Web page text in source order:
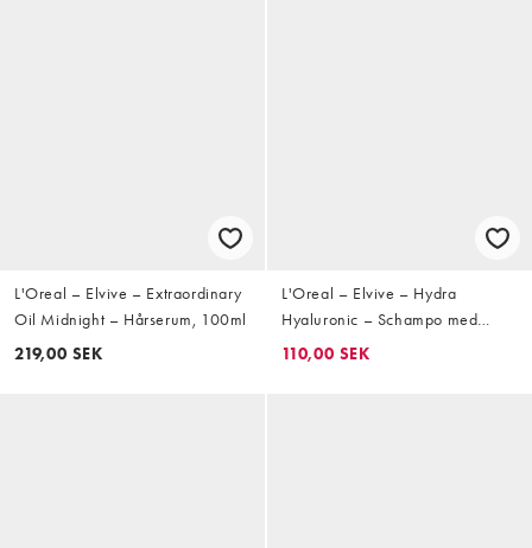
L'Oreal – Elvive – Extraordinary
Oil Midnight – Hårserum, 100ml
219,00 SEK
L'Oreal – Elvive – Hydra
Hyaluronic – Schampo med
hyaluronsyra, 500ml
110,00 SEK